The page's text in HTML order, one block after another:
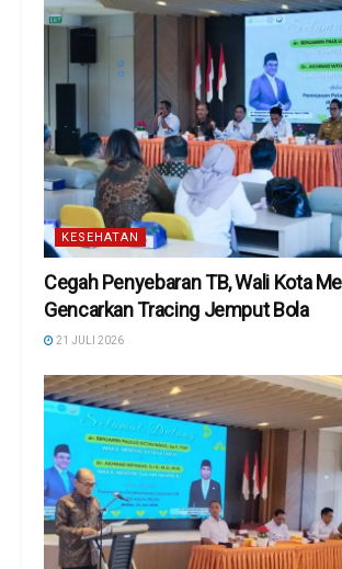
KESEHATAN
Cegah Penyebaran TB, Wali Kota
Gencarkan Tracing Jemput Bola
21 JULI 2026